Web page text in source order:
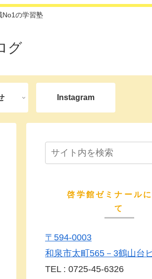
No1の学習塾
グ
Instagram
啓学館ゼミナール
て
〒594-0003
和泉市太町565－3鶴山台
TEL : 0725-45-6326